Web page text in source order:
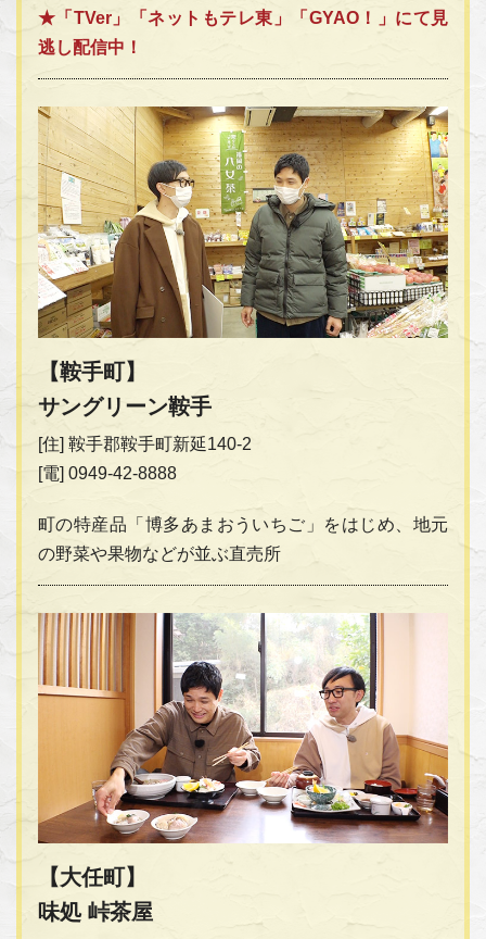
★「TVer」「ネットもテレ東」「GYAO！」にて見
逃し配信中！
【鞍手町】
サングリーン鞍手
[住] 鞍手郡鞍手町新延140-2
[電] 0949-42-8888
町の特産品「博多あまおういちご」をはじめ、地元
の野菜や果物などが並ぶ直売所
【大任町】
味処 峠茶屋